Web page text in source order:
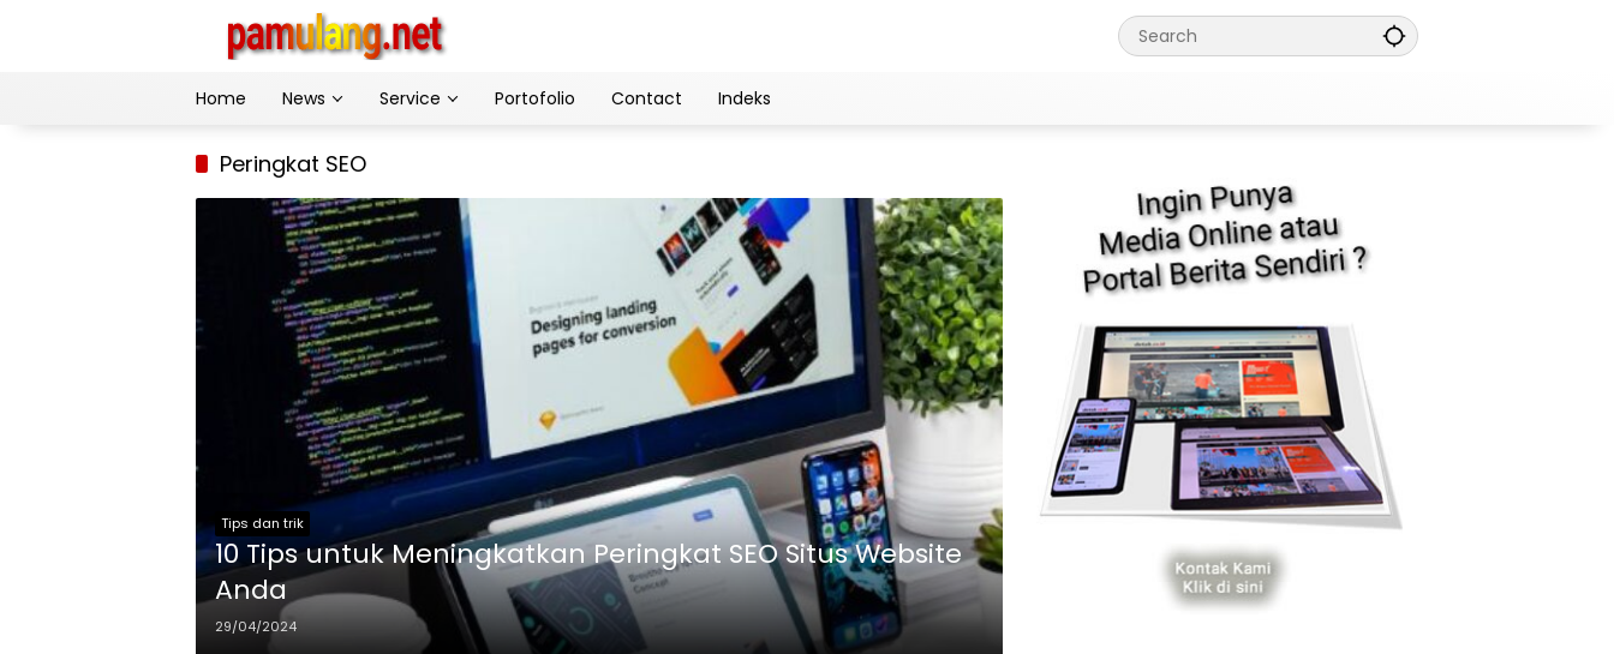
Home
News Service Portofolio Contact Indeks
Peringkat SEO
Tips dan trik
10 Tips untuk Meningkatkan Peringkat SEO Situs Website
Anda
29/04/2024